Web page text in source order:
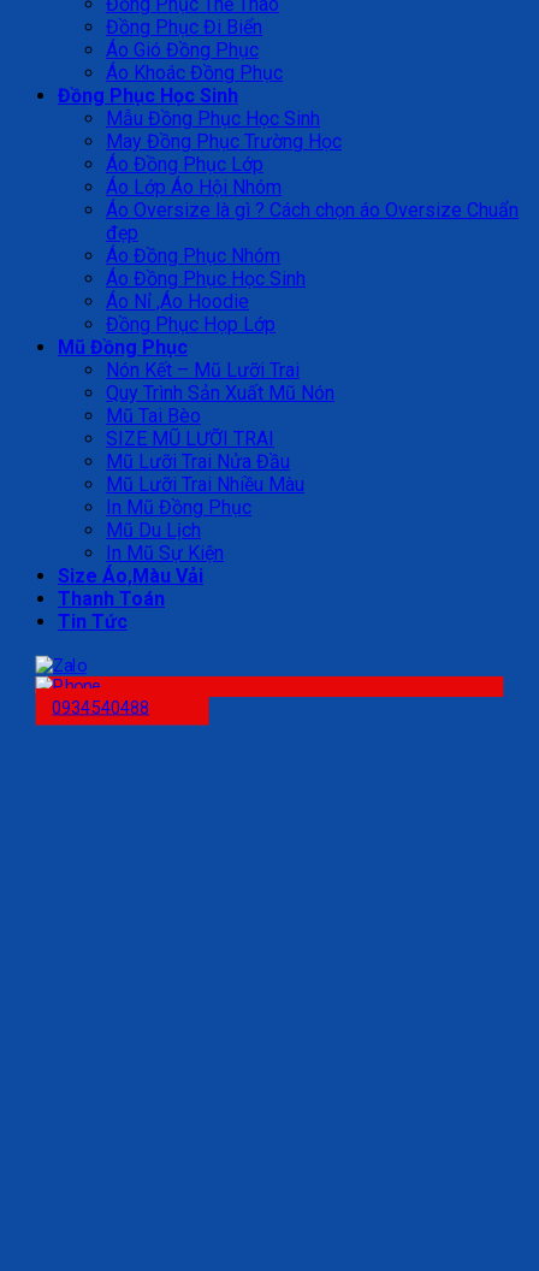
Đồng Phục Đi Biển
Áo Gió Đồng Phục
Áo Khoác Đồng Phục
Đồng Phục Học Sinh
Mẫu Đồng Phục Học Sinh
May Đồng Phục Trường Học
Áo Đồng Phục Lớp
Áo Lớp Áo Hội Nhóm
Áo Oversize là gì ? Cách chọn áo Oversize Chuẩn
đẹp
Áo Đồng Phục Nhóm
Áo Đồng Phục Học Sinh
Áo Nỉ ,Áo Hoodie
Đồng Phục Họp Lớp
Mũ Đồng Phục
Nón Kết – Mũ Lưỡi Trai
Quy Trình Sản Xuất Mũ Nón
Mũ Tai Bèo
SIZE MŨ LƯỠI TRAI
Mũ Lưỡi Trai Nửa Đầu
Mũ Lưỡi Trai Nhiều Màu
In Mũ Đồng Phục
Mũ Du Lịch
In Mũ Sự Kiện
Size Áo,Màu Vải
Thanh Toán
Tin Tức
0934540488